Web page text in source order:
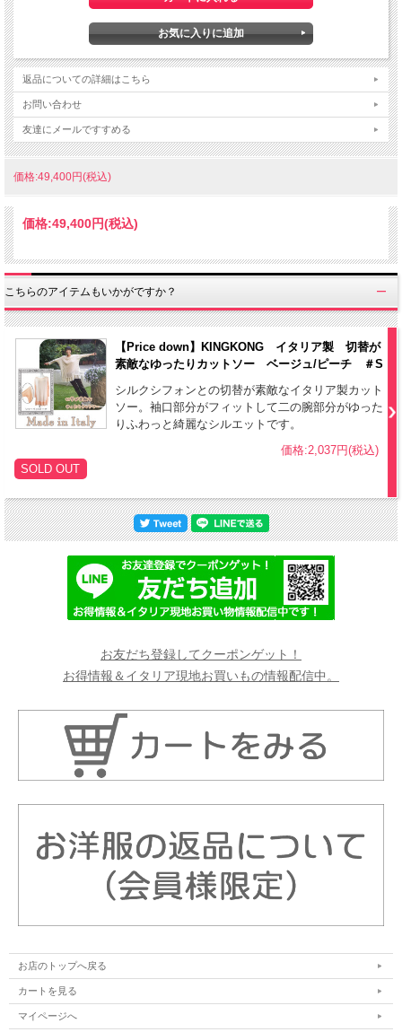
返品についての詳細はこちら
お問い合わせ
友達にメールですすめる
価格:49,400円(税込)
価格:49,400円(税込)
こちらのアイテムもいかがですか？
【Price down】KINGKONG イタリア製 切替が
素敵なゆったりカットソー ベージュ/ピーチ ＃S
シルクシフォンとの切替が素敵なイタリア製カット
ソー。袖口部分がフィットして二の腕部分がゆった
りふわっと綺麗なシルエットです。
価格:2,037円(税込)
SOLD OUT
お友だち登録してクーポンゲット！
お得情報＆イタリア現地お買いもの情報配信中。
お店のトップへ戻る
カートを見る
マイページへ